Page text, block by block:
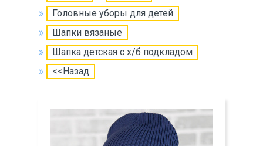
Головные уборы для детей
Шапки вязаные
Шапка детская с х/б подкладом
<<Назад